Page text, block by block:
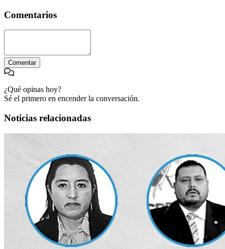
Comentarios
Comentar
¿Qué opinas hoy?
Sé el primero en encender la conversación.
Noticias relacionadas